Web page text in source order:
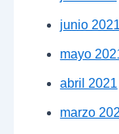
junio 2021
mayo
abril 2021
marzo